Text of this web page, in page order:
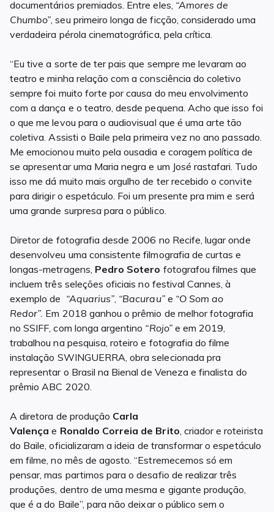
documentários premiados. Entre eles, “Amores de
Chumbo”, seu primeiro longa de ficção, considerado uma
verdadeira pérola cinematográfica, pela crítica.
“Eu tive a sorte de ter pais que sempre me levaram ao
teatro e minha relação com a consciência do coletivo
sempre foi muito forte por causa do meu envolvimento
com a dança e o teatro, desde pequena. Acho que isso foi
o que me levou para o audiovisual que é uma arte tão
coletiva. Assisti o Baile pela primeira vez no ano passado.
Me emocionou muito pela ousadia e coragem política de
se apresentar uma Maria negra e um José rastafari. Tudo
isso me dá muito mais orgulho de ter recebido o convite
para dirigir o espetáculo. Foi um presente pra mim e será
uma grande surpresa para o público.
Diretor de fotografia desde 2006 no Recife, lugar onde
desenvolveu uma consistente filmografia de curtas e
longas-metragens, Pedro Sotero fotografou filmes que
incluem três seleções oficiais no festival Cannes, à
exemplo de “Aquarius”, “Bacurau”e “O Som ao
Redor”. Em 2018 ganhou o prêmio de melhor fotografia
no SSIFF, com longa argentino “Rojo”e em 2019,
trabalhou na pesquisa, roteiro e fotografia do filme
instalação SWINGUERRA, obra selecionada pra
representar o Brasil na Bienal de Veneza e finalista do
prêmio ABC 2020.
A diretora de produção Carla
Valençae Ronaldo Correia de Brito, criador e roteirista
do Baile, oficializaram a ideia de transformar o espetáculo
em filme, no mês de agosto. “Estremecemos só em
pensar, mas partimos para o desafio de realizar três
produções, dentro de uma mesma e gigante produção,
que é a do Baile”, para não deixar o público sem o